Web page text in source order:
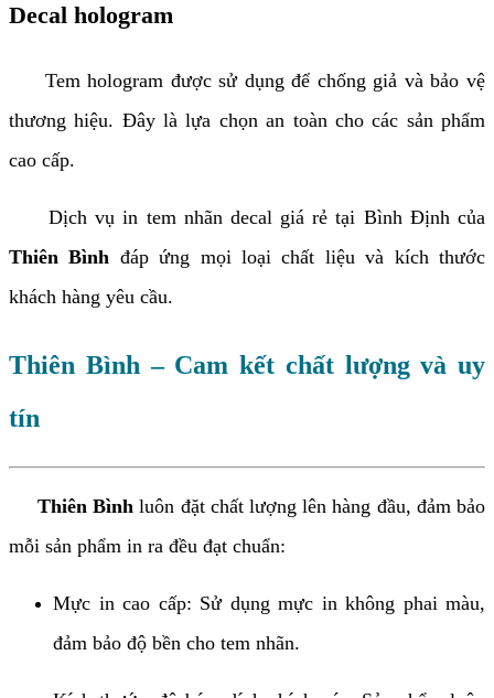
Decal hologram
Tem hologram được sử dụng để chống giả và bảo vệ
thương hiệu. Đây là lựa chọn an toàn cho các sản phẩm
cao cấp.
Dịch vụ in tem nhãn decal giá rẻ tại Bình Định của
Thiên Bình đáp ứng mọi loại chất liệu và kích thước
khách hàng yêu cầu.
Thiên Bình – Cam kết chất lượng và uy
tín
Thiên Bình luôn đặt chất lượng lên hàng đầu, đảm bảo
mỗi sản phẩm in ra đều đạt chuẩn:
Mực in cao cấp: Sử dụng mực in không phai màu,
đảm bảo độ bền cho tem nhãn.